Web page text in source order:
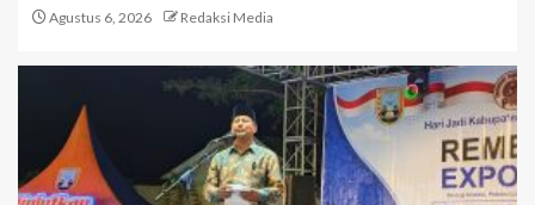
Agustus 6, 2026 Redaksi Media